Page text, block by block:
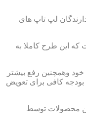
لپ تاپ های
این طرح کاملا به
وهمچنین رفع بیشتر
کافی برای تعویض
محصولات توسط